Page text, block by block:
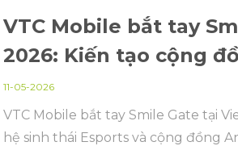
VTC Mobile bắt tay
2026: Kiến tạo cộng
11-05-2026
VTC Mobile bắt tay Smile Gate tại
hệ sinh thái Esports và cộng đồng